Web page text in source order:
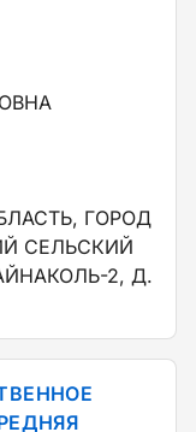
ГОРОД
СЕЛЬСКИЙ
2, Д.